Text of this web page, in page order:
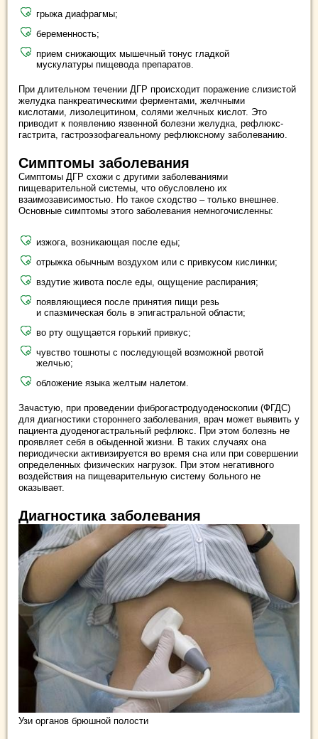
грыжа диафрагмы;
беременность;
прием снижающих мышечный тонус гладкой
мускулатуры пищевода препаратов.
При длительном течении ДГР происходит поражение слизистой
желудка панкреатическими ферментами, желчными
кислотами, лизолецитином, солями желчных кислот. Это
приводит к появлению язвенной болезни желудка, рефлюкс-
гастрита, гастроэзофагеальному рефлюксному заболеванию.
Симптомы заболевания
Симптомы ДГР схожи с другими заболеваниями
пищеварительной системы, что обусловлено их
взаимозависимостью. Но такое сходство – только внешнее.
Основные симптомы этого заболевания немногочисленны:
изжога, возникающая после еды;
отрыжка обычным воздухом или с привкусом кислинки;
вздутие живота после еды, ощущение распирания;
появляющиеся после принятия пищи резь
и спазмическая боль в эпигастральной области;
во рту ощущается горький привкус;
чувство тошноты с последующей возможной рвотой
желчью;
обложение языка желтым налетом.
Зачастую, при проведении фиброгастродуоденоскопии (ФГДС)
для диагностики стороннего заболевания, врач может выявить у
пациента дуоденогастральный рефлюкс. При этом болезнь не
проявляет себя в обыденной жизни. В таких случаях она
периодически активизируется во время сна или при совершении
определенных физических нагрузок. При этом негативного
воздействия на пищеварительную систему больного не
оказывает.
Диагностика заболевания
Узи органов брюшной полости